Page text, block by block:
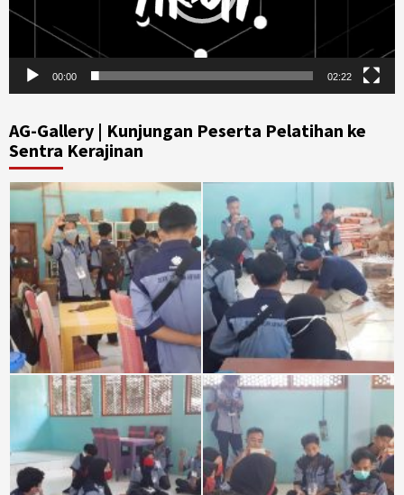
00:00 02:22
AG-Gallery | Kunjungan Peserta Pelatihan ke
Sentra Kerajinan